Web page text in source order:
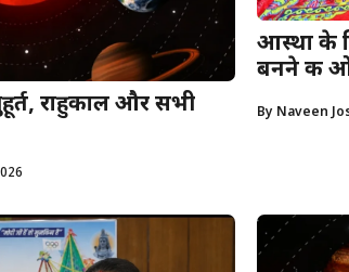
राहुकाल और सभी
आस्था के
बनने की
By Naveen